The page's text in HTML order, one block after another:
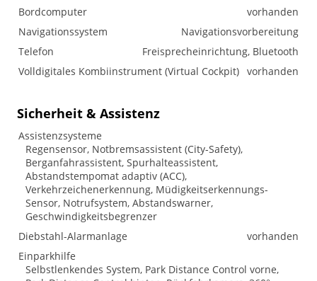
Bordcomputer
vorhanden
Navigationssystem
Navigationsvorbereitung
Telefon
Freisprecheinrichtung, Bluetooth
Volldigitales Kombiinstrument (Virtual Cockpit) vorhanden
Sicherheit & Assistenz
Assistenzsysteme
Regensensor, Notbremsassistent (City-Safety),
Berganfahrassistent, Spurhalteassistent,
Abstandstempomat adaptiv (ACC),
Verkehrzeichenerkennung, Müdigkeitserkennungs-
Sensor, Notrufsystem, Abstandswarner,
Geschwindigkeitsbegrenzer
Diebstahl-Alarmanlage
vorhanden
Einparkhilfe
Selbstlenkendes System, Park Distance Control vorne,